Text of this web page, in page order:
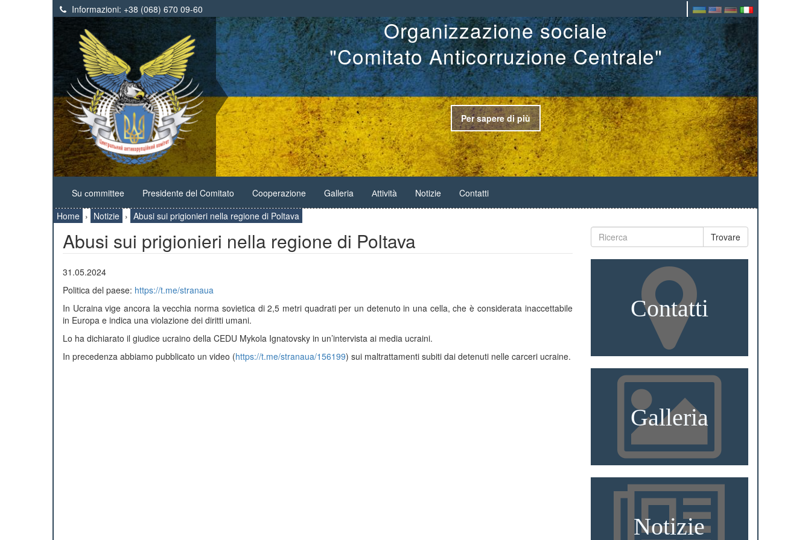
Informazioni: +38 (068) 670 09-60
Organizzazione sociale
"Comitato Anticorruzione Centrale"
Per sapere di più
Su сommittee Presidente del Comitato Cooperazione Galleria Аttività Notizie
Contatti
Home › Notizie › Abusi sui prigionieri nella regione di Poltava
Abusi sui prigionieri nella regione di Poltava
31.05.2024
Politica del paese: https://t.me/stranaua
In Ucraina vige ancora la vecchia norma sovietica di 2,5 metri quadrati per un detenuto in una cella, che è considerata inaccettabile
in Europa e indica una violazione dei diritti umani.
Lo ha dichiarato il giudice ucraino della CEDU Mykola Ignatovsky in un’intervista ai media ucraini.
In precedenza abbiamo pubblicato un video (https://t.me/stranaua/156199) sui maltrattamenti subiti dai detenuti nelle carceri ucraine.
Trovare
Contatti
Galleria
Notizie